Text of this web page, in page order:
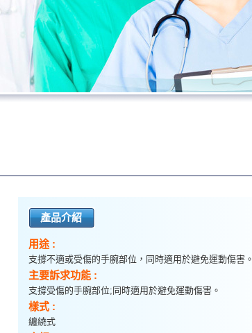
產品介紹
用途 :
支撐不適或受傷的手腕部位，同時適用於避免運動傷害。
主要訴求功能 :
支撐受傷的手腕部位;同時適用於避免運動傷害。
樣式 :
纏繞式